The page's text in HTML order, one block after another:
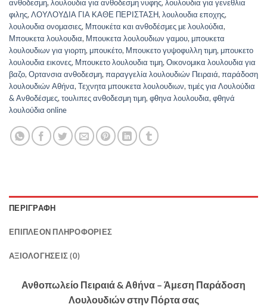
ανθοδεσμη, λουλουδια για ανθοδεσμη νυφης, λουλουδια για γενεθλια
φιλης, ΛΟΥΛΟΥΔΙΑ ΓΙΑ ΚΑΘΕ ΠΕΡΙΣΤΑΣΗ, λουλουδια εποχης,
λουλουδια ονομασιες, Μπουκέτα και ανθοδέσμες με λουλούδια,
Μπουκετα λουλουδια, Μπουκετα λουλουδιων γαμου, μπουκετα
λουλουδιων για γιορτη, μπουκέτο, Μπουκετο γυψοφυλλη τιμη, μπουκετο
λουλουδια εικονες, Μπουκετο λουλουδια τιμη, Οικονομικα λουλουδια για
βαζο, Ορτανσια ανθοδεσμη, παραγγελία λουλουδιών Πειραιά, παράδοση
λουλουδιών Αθήνα, Τεχνητα μπουκετα λουλουδιων, τιμές για Λουλούδια
& Ανθοδέσμες, τουλιπες ανθοδεσμη τιμη, φθηνα λουλουδια, φθηνά
λουλούδια online
ΠΕΡΙΓΡΑΦΉ
ΕΠΙΠΛΈΟΝ ΠΛΗΡΟΦΟΡΊΕΣ
ΑΞΙΟΛΟΓΉΣΕΙΣ (0)
Ανθοπωλείο Πειραιά & Αθήνα – Άμεση Παράδοση
Λουλουδιών στην Πόρτα σας